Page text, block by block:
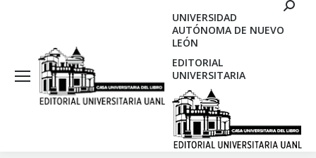
UNIVERSIDAD
AUTÓNOMA DE NUEVO
LEÓN
EDITORIAL
UNIVERSITARIA